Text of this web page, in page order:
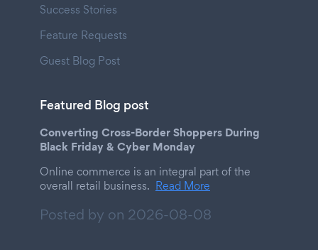
Success Stories
Feature Requests
Guest Blog Post
Featured Blog post
Converting Cross-Border Shoppers During
Black Friday & Cyber Monday
Online commerce is an integral part of the
overall retail business. Read More
Posted by on 2026-08-08